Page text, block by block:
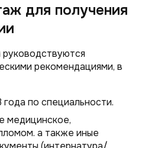
для получения
рекомендациями, в
по специальности.
медицинское,
а также иные